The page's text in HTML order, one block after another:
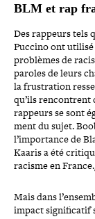
BLM et rap
Des rappeurs tels
Puccino ont
problèmes de
paroles de leurs
la frus­tra­tion
qu’ils ren­contrent
rappeurs se sont
ment du sujet.
l’im­por­tance de
Kaaris a été
racisme en
Mais dans
impact signi­fi­ca­tif